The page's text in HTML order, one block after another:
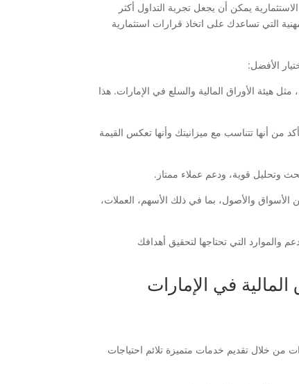
يمكن أن يجعل تجربة التداول أكثر
التي تساعدك على اتخاذ قرارات استثمارية
الأفضل:
هيئة الأوراق المالية والسلع في الإمارات. هذا
من أنها تتناسب مع ميزانيتك وأنها تعكس القيمة
والأصول، بما في ذلك الأسهم، العملات،
والموارد التي تحتاجها لتحقيق أهدافك
في الإمارات
من خلال تقديم خدمات متميزة تلائم احتياجات